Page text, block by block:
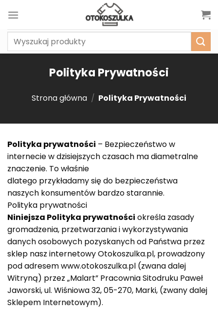
content
Szukaj:
Polityka Prywatności
Strona główna / Polityka Prywatności
Polityka prywatności – Bezpieczeństwo w
internecie w dzisiejszych czasach ma diametralne
znaczenie. To właśnie
dlatego przykładamy się do bezpieczeństwa
naszych konsumentów bardzo starannie.
Polityka prywatności
Niniejsza Polityka prywatności określa zasady
gromadzenia, przetwarzania i wykorzystywania
danych osobowych pozyskanych od Państwa przez
sklep nasz internetowy Otokoszulka.pl, prowadzony
pod adresem www.otokoszulka.pl (zwana dalej
Witryną) przez „Malart” Pracownia Sitodruku Paweł
Jaworski, ul. Wiśniowa 32, 05-270, Marki, (zwany dalej
Sklepem Internetowym).